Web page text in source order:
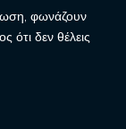
φωνάζουν
ότι δεν θέλεις